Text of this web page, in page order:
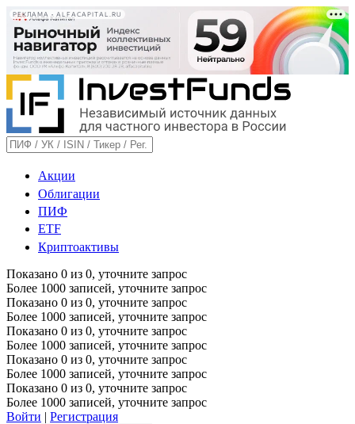
РЕКЛАМА • ALFACAPITAL.RU
Акции
Облигации
ПИФ
ETF
Криптоактивы
Показано 0 из 0, уточните запрос
Более 1000 записей, уточните запрос
Показано 0 из 0, уточните запрос
Более 1000 записей, уточните запрос
Показано 0 из 0, уточните запрос
Более 1000 записей, уточните запрос
Показано 0 из 0, уточните запрос
Более 1000 записей, уточните запрос
Показано 0 из 0, уточните запрос
Более 1000 записей, уточните запрос
Войти | Регистрация